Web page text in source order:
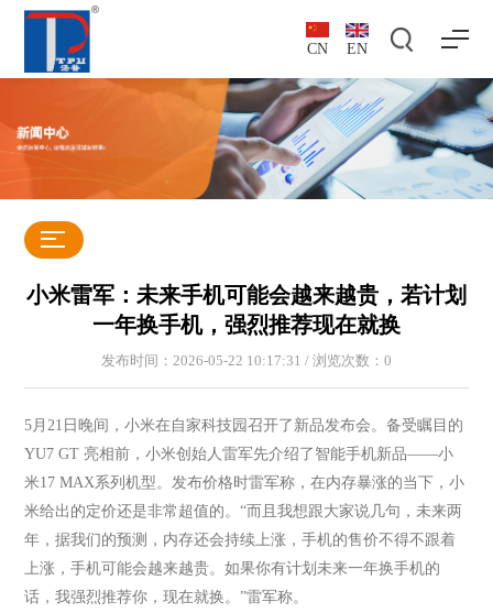
CN EN
小米雷军：未来手机可能会越来越贵，若计划
一年换手机，强烈推荐现在就换
发布时间：2026-05-22 10:17:31 / 浏览次数： 0
5月21日晚间，小米在自家科技园召开了新品发布会。备受瞩目的
YU7 GT 亮相前，小米创始人雷军先介绍了智能手机新品——小
米17 MAX系列机型。发布价格时雷军称，在内存暴涨的当下，小
米给出的定价还是非常超值的。“而且我想跟大家说几句，未来两
年，据我们的预测，内存还会持续上涨，手机的售价不得不跟着
上涨，手机可能会越来越贵。如果你有计划未来一年换手机的
话，我强烈推荐你，现在就换。”雷军称。